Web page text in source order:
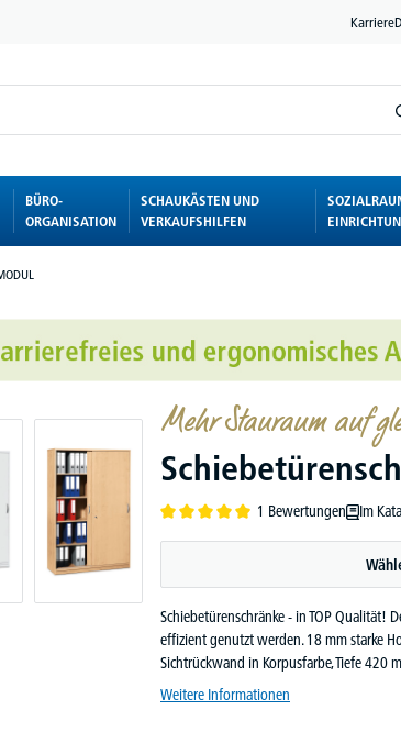
Karriere
BÜRO-
ORGANISATION
SCHAUKÄSTEN UND
VERKAUFSHILFEN
Mehr Stauraum auf
1 Bewertungen Im
Schiebetürenschränke - in TOP Qualität!
effizient genutzt werden. 18 mm starke
Sichtrückwand in Korpusfarbe, Tiefe 420
Weitere Informationen